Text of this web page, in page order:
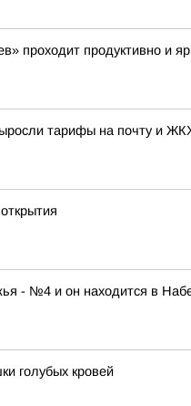
проходит продуктивно и
тарифы на почту и
- №4 и он находится в
голубых кровей